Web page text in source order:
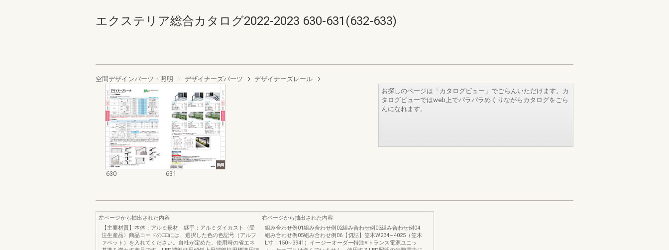
エクステリア総合カタログ2022-2023 630-631(632-633)
空間デザインパーツ・照明 デザイナーズパーツ デザイナーズレール
630 631
お探しのページは「カタログビュー」でごらんいただけます。カ
タログビューではweb上でパラパラめくりながらカタログをごら
んになれます。
左ページから抽出された内容
【主要材質】本体：アルミ形材 継手：アルミダイカスト〈受
注生産品〉商品コードの□□には、選択した色の色記号（アルフ
ァベット）を入れてください。自社が定めた、使用時の省エネ
右ページから抽出された内容
組み合わせ例01組み合わせ例02組み合わせ例03組み合わせ例04
組み合わせ例05組み合わせ例06【切詰】笠木W234∼4025（笠木
L寸：150∼3941）イージーオーダー特注※トランス電源ユニッ